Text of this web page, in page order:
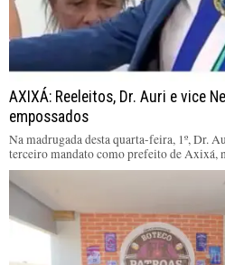
AXIXÁ: Reeleitos, Dr. Auri e vice
empossados
Na madrugada desta quarta-feira, 1º, Dr.
terceiro mandato como prefeito de Axixá,